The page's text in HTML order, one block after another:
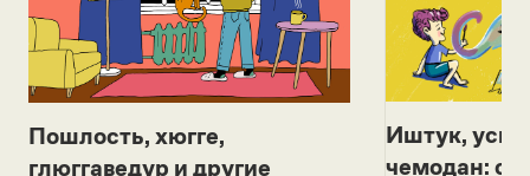
Пошлость, хюгге,
глюггаведур и другие
Иштук,
чемодан: